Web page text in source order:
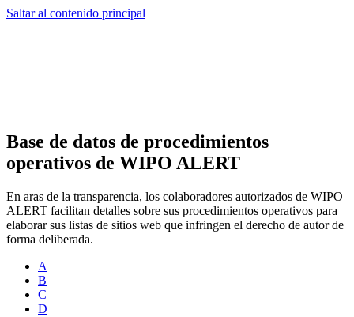
Saltar al contenido principal
Base de datos de procedimientos
operativos de WIPO ALERT
En aras de la transparencia, los colaboradores autorizados de WIPO
ALERT facilitan detalles sobre sus procedimientos operativos para
elaborar sus listas de sitios web que infringen el derecho de autor de
forma deliberada.
A
B
C
D